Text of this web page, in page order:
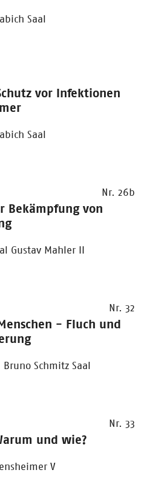
Saal
vor Infektionen
Saal
Bekämpfung von
Gustav Mahler II
Nr. 26b
- Fluch und
Bruno Schmitz Saal
Nr. 32
und wie?
V
Nr. 33